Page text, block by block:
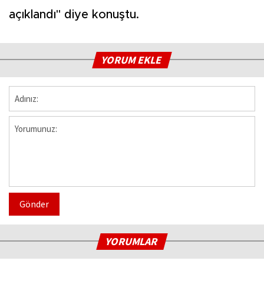
açıklandı" diye konuştu.
YORUM EKLE
Gönder
YORUMLAR